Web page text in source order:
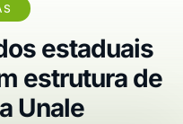
estaduais
estrutura de
Unale